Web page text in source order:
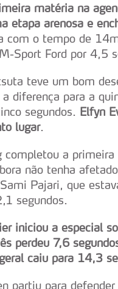
matéria na
etapa arenosa e
com o tempo de
Sport Ford por 4,5
teve um bom
diferença para a
segundos. Elfyn
lugar.
completou a
não tenha
Pajari, que
segundos.
iniciou a especial
perdeu 7,6
caiu para 14,3
partiu para